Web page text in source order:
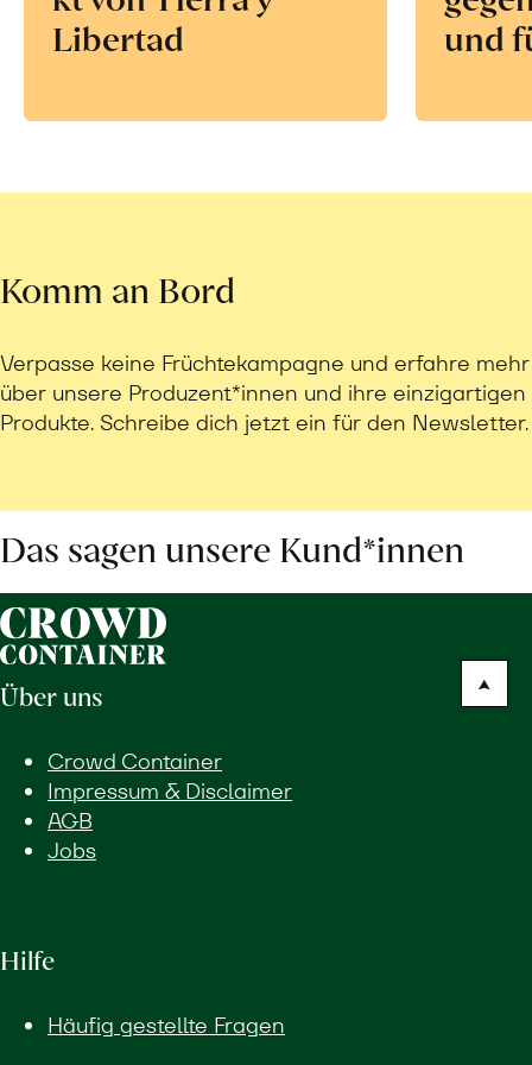
Libertad
und
Komm an Bord
Verpasse keine Früchtekampagne und erfahre mehr
über unsere Produzent*innen und ihre einzigartigen
Produkte. Schreibe dich jetzt ein für den Newsletter.
Das sagen unsere Kund*innen
Über uns
Crowd Container
Impressum & Disclaimer
AGB
Jobs
Hilfe
Häufig gestellte Fragen